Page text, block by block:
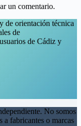
un comentario.
de orientación técnica
de
de Cádiz y
No somos
fabricantes o marcas